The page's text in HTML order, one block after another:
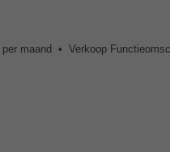
maand • Verkoop